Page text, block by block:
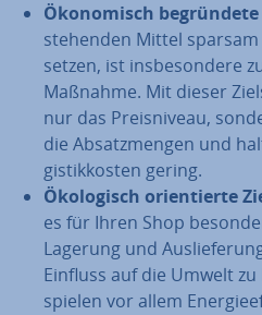
Öko­no­misch be­grün­de­te
stehenden Mittel
set­zen, ist ins­be­son­de­re
Maßnahme. Mit dieser
nur das Preis­ni­veau,
die Ab­satz­men­gen und
gis­tik­kos­ten gering.
Öko­lo­gisch ori­en­tier­te
es für Ihren Shop
Lagerung und
Einfluss auf die Umwelt
spielen vor allem